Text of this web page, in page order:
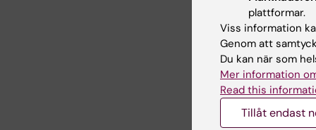
Roland
särskilt
plattformar.
Viss information
Genom att
Du kan när som
Mer information
Read this
Tillåt endast